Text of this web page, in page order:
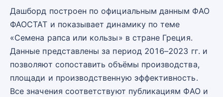
Дашборд построен по официальным данным ФАО
ФАОСТАТ и показывает динамику по теме
«Семена рапса или кользы» в стране Греция.
Данные представлены за период 2016–2023 гг. и
позволяют сопоставить объёмы производства,
площади и производственную эффективность.
Все значения соответствуют публикациям ФАО и